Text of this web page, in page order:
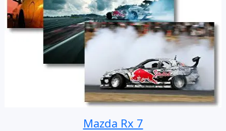
Mazda Rx 7